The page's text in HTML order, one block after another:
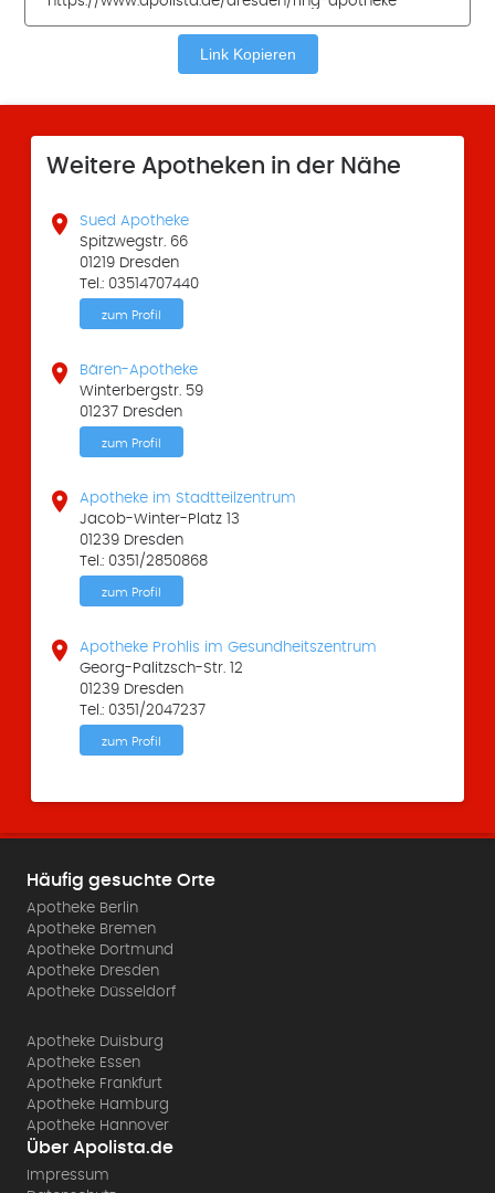
Link Kopieren
Weitere Apotheken in der Nähe

Sued Apotheke
Spitzwegstr. 66
01219 Dresden
Tel.: 03514707440
zum Profil

Bären-Apotheke
Winterbergstr. 59
01237 Dresden
zum Profil

Apotheke im Stadtteilzentrum
Jacob-Winter-Platz 13
01239 Dresden
Tel.: 0351/2850868
zum Profil

Apotheke Prohlis im Gesundheitszentrum
Georg-Palitzsch-Str. 12
01239 Dresden
Tel.: 0351/2047237
zum Profil
Häufig gesuchte Orte
Apotheke Berlin
Apotheke Bremen
Apotheke Dortmund
Apotheke Dresden
Apotheke Düsseldorf
Apotheke Duisburg
Apotheke Essen
Apotheke Frankfurt
Apotheke Hamburg
Apotheke Hannover
Über Apolista.de
Impressum